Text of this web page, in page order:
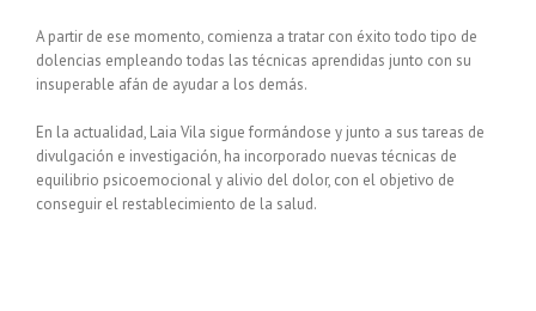
A partir de ese momento, comienza a tratar con éxito todo tipo de
dolencias empleando todas las técnicas aprendidas junto con su
insuperable afán de ayudar a los demás.
En la actualidad, Laia Vila sigue formándose y junto a sus tareas de
divulgación e investigación, ha incorporado nuevas técnicas de
equilibrio psicoemocional y alivio del dolor, con el objetivo de
conseguir el restablecimiento de la salud.